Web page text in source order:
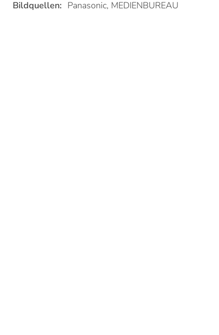
Bildquellen: Panasonic, MEDIENBUREAU